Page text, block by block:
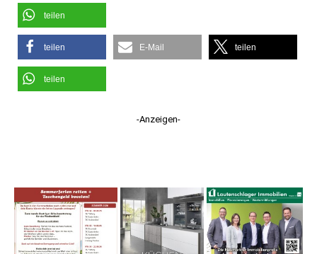
teilen
teilen E-Mail teilen
teilen
-Anzeigen-